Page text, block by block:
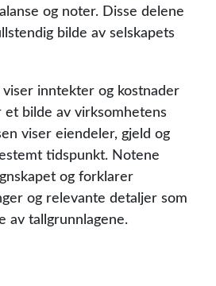
og noter. Disse delene
bilde av selskapets
inntekter og kostnader
bilde av virksomhetens
viser eiendeler, gjeld og
tidspunkt. Notene
og forklarer
og relevante detaljer som
av tallgrunnlagene.